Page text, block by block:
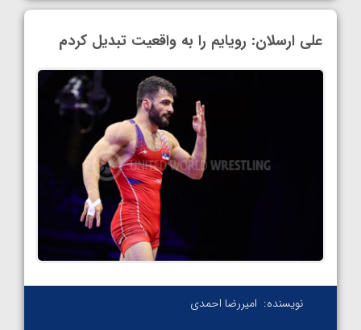
علی ارسلان: رویایم را به واقعیت تبدیل کردم
نویسنده: امیررضا احمدی